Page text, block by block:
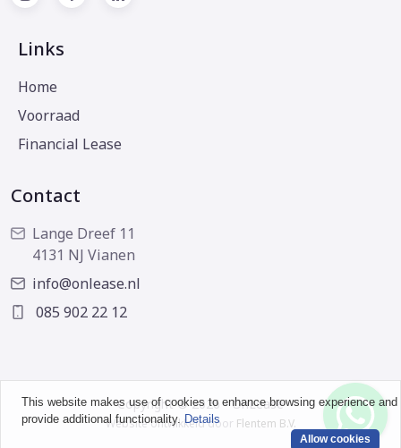
Links
Home
Voorraad
Financial Lease
Contact
Lange Dreef 11
4131 NJ Vianen
info@onlease.nl
085 902 22 12
Copyright © 2026 - OnLease
Website ontwikkeld door Flentem B.V.
This website makes use of cookies to enhance browsing experience and
provide additional functionality. Details
Allow cookies